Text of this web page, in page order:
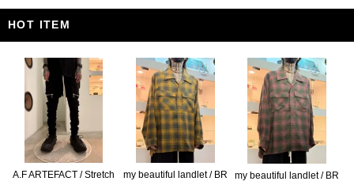
HOT ITEM
A.F ARTEFACT / Stretch
my beautiful landlet / BR
my beautiful landlet / BR